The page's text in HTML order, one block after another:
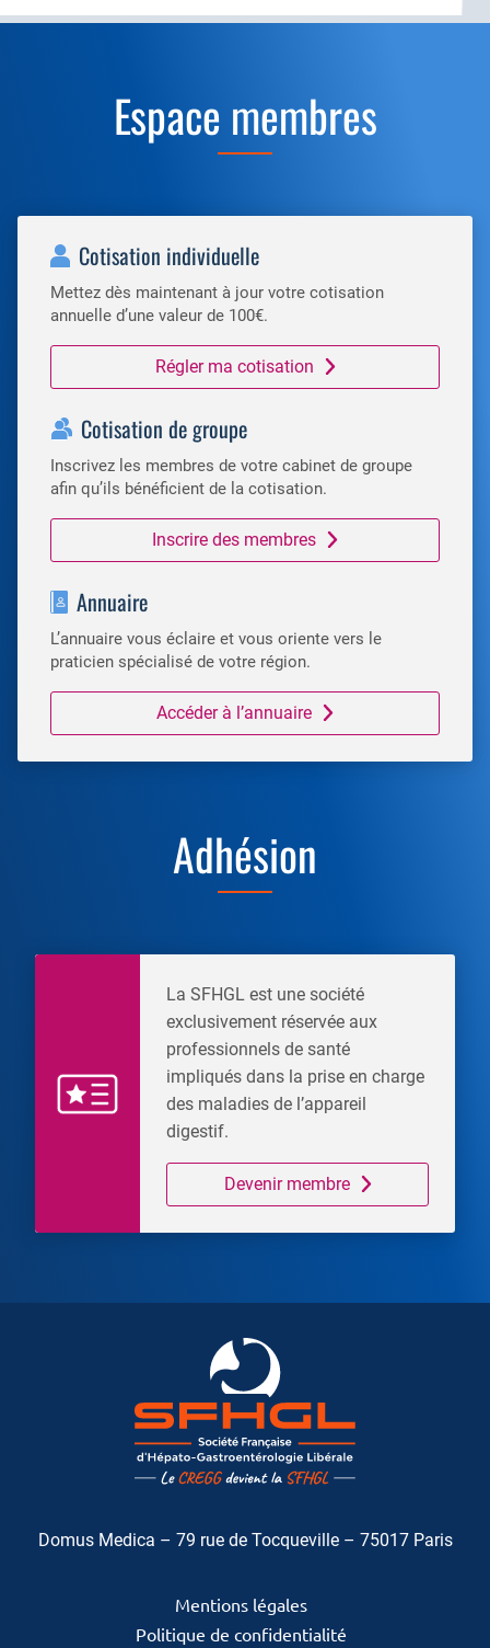
Espace membres
Cotisation individuelle
Mettez dès maintenant à jour votre cotisation
annuelle d’une valeur de 100€.
Régler ma cotisation
Cotisation de groupe
Inscrivez les membres de votre cabinet de groupe
afin qu’ils bénéficient de la cotisation.
Inscrire des membres
Annuaire
L’annuaire vous éclaire et vous oriente vers le
praticien spécialisé de votre région.
Accéder à l’annuaire
Adhésion
La SFHGL est une société
exclusivement réservée aux
professionnels de santé
impliqués dans la prise en charge
des maladies de l’appareil
digestif.
Devenir membre
Domus Medica – 79 rue de Tocqueville – 75017 Paris
Mentions légales
Politique de confidentialité